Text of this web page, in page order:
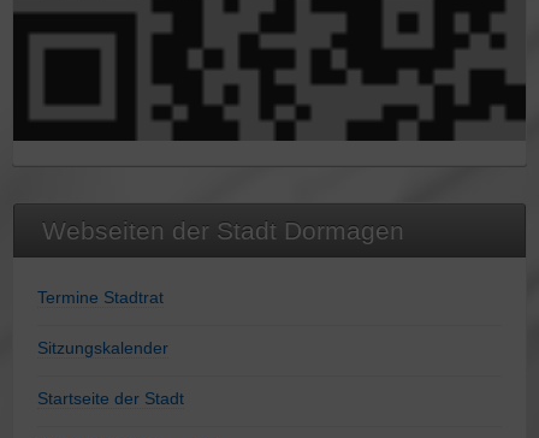
Webseiten der Stadt Dormagen
Termine Stadtrat
Sitzungskalender
Startseite der Stadt